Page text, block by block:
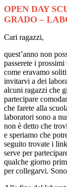
OPEN DAY
GRADO –
Cari ragazzi,
quest’anno non
passerete i
come eravamo
invitarvi a dei
alcuni ragazzi che
partecipare
che farete alla
laboratori sono a
non è detto che
e speriamo che
seguito trovate i
serve per
qualche giorno
per collegarvi.